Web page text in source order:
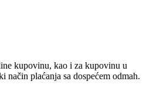
kupovinu, kao i za kupovinu u
način plaćanja sa dospećem odmah.